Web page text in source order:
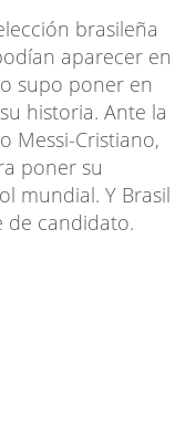
brasileña
aparecer en
supo poner en
historia. Ante la
Messi-Cristiano,
poner su
mundial. Y Brasil
de candidato.